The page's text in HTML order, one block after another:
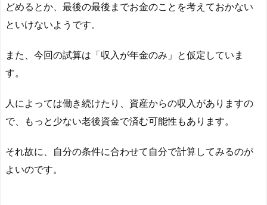
どめるとか、最後の最後までお金のことを考えておかない
といけないようです。
また、今回の試算は「収入が年金のみ」と仮定していま
す。
人によっては働き続けたり、資産からの収入がありますの
で、もっと少ない老後資金で済む可能性もあります。
それ故に、自分の条件に合わせて自分で計算してみるのが
よいのです。